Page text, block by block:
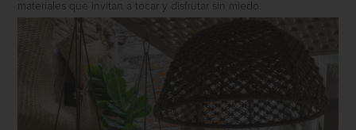
materiales que invitan a tocar y disfrutar sin miedo.